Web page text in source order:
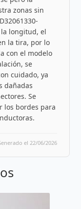
zonas sin
longitud, el
la tira, por lo
con el modelo
se
cuidado, ya
dañadas
Se
los bordes para
el 22/06/2026